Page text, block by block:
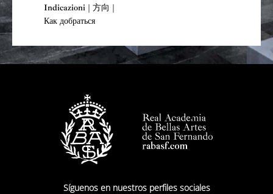
Indicazioni | 方向 |
Как добраться
Síguenos en nuestros perfiles sociales